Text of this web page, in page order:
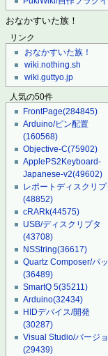
おなかすいた族！
リンク
おなかすいた族！
wiki.nothing.sh
wiki.guttyo.jp
人気の50件
FrontPage(284845)
Arduino/ピン配置
(160568)
Objective-C(75902)
ApplePS2Keyboard-
Japanese-v2(49602)
レポートディスクリプ
(48852)
cRARk(44575)
USB/ディスクリプタ
(43708)
NSString(36617)
Quartz Composer/パ
(36489)
SmartQ 5(35211)
Arduino(32434)
HIDデバイス/開発
(30287)
Visual Studio/バージ
(29439)